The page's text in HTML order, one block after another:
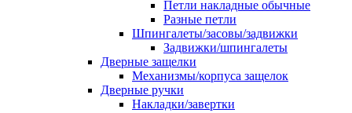
Петли накладные обычные
Разные петли
Шпингалеты/засовы/задвижки
Задвижки/шпингалеты
Дверные защелки
Механизмы/корпуса защелок
Дверные ручки
Накладки/завертки